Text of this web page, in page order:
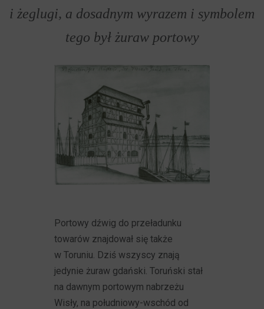
i żeglugi, a dosadnym wyrazem i symbolem
tego był żuraw portowy
Portowy dźwig do przeładunku
towarów znajdował się także
w Toruniu. Dziś wszyscy znają
jedynie żuraw gdański. Toruński stał
na dawnym portowym nabrzeżu
Wisły, na południowy-wschód od